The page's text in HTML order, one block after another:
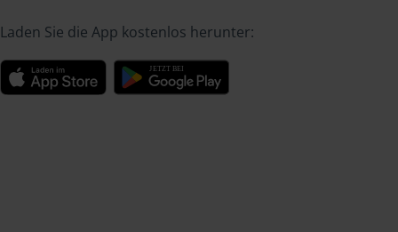
Laden Sie die App kostenlos herunter: